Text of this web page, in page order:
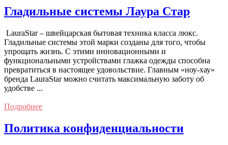
Гладильные системы Лаура Стар
LauraStar – швейцарская бытовая техника класса люкс.
Гладильные системы этой марки созданы для того, чтобы
упрощать жизнь. С этими инновационными и
функциональными устройствами глажка одежды способна
превратиться в настоящее удовольствие. Главным «ноу-хау»
бренда LauraStar можно считать максимальную заботу об
удобстве ...
Подробнее
Политика конфиденциальности